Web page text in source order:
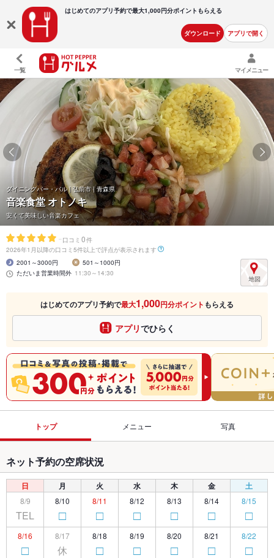
はじめてのアプリ予約で最大1,000円分ポイントもらえる
ダウンロード アプリで開く
一覧 マイメニュー
ダイニングバー・バル | 弘前市 | 青森県
音楽食堂 オトノキ
安くて美味しい音楽カフェ
- 口コミ 0件
2026年1月以降の口コミ5件以上で評点が表示されます
2001～3000円
501～1000円
ただいま営業時間外 11:30～14:30
はじめてのアプリ予約で最大1,000円分ポイント もらえる
アプリでひらく
トップ メニュー 写真
ネット予約の空席状況
日 月 火 水 木 金 土
8/9
TEL
8/10
□
8/11
□
8/12
□
8/13
□
8/14
□
8/15
□
8/16
□
8/17
休
8/18
□
8/19
□
8/20
□
8/21
□
8/22
□